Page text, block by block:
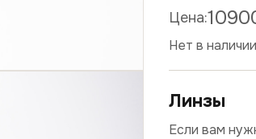
Цена:
Нет в наличии
Линзы
Если вам